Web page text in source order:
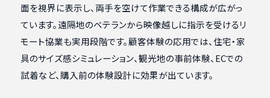
面を視界に表示し、両手を空けて作業できる構成が広がっ
ています。遠隔地のベテランから映像越しに指示を受けるリ
モート協業も実用段階です。顧客体験の応用では、住宅・家
具のサイズ感シミュレーション、観光地の事前体験、ECでの
試着など、購入前の体験設計に効果が出ています。